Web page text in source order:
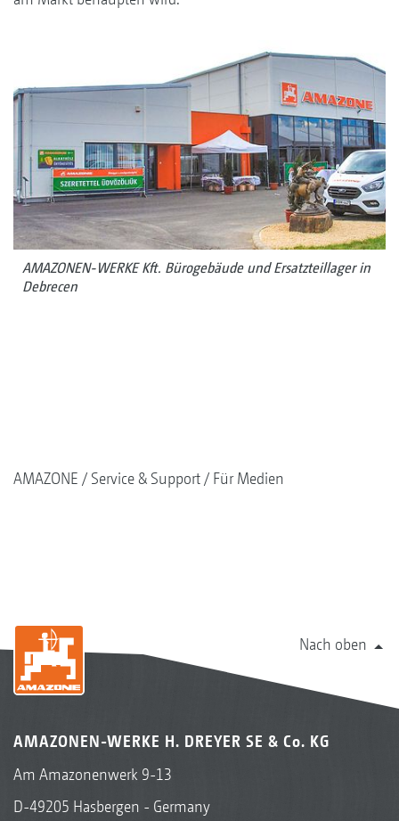
AMAZONEN-WERKE Kft. Bürogebäude und Ersatzteillager in
Debrecen
AMAZONE Service & Support Für Medien
Nach oben
AMAZONEN-WERKE H. DREYER SE & Co. KG
Am Amazonenwerk 9-13
D-49205 Hasbergen - Germany